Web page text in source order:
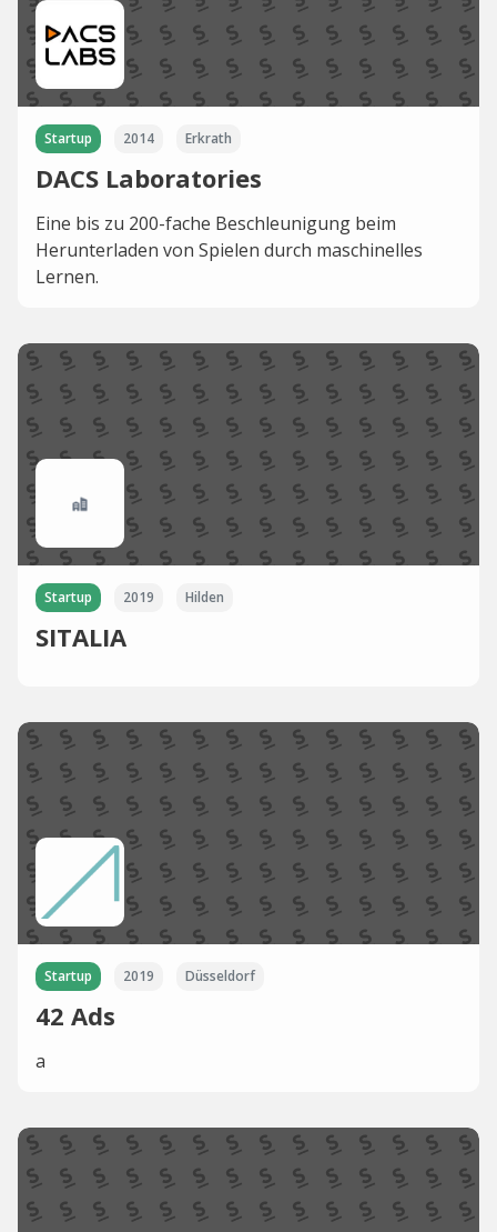
Startup 2014 Erkrath
DACS Laboratories
Eine bis zu 200-fache Beschleunigung beim
Herunterladen von Spielen durch maschinelles
Lernen.
Startup 2019 Hilden
SITALIA
Startup 2019 Düsseldorf
42 Ads
a